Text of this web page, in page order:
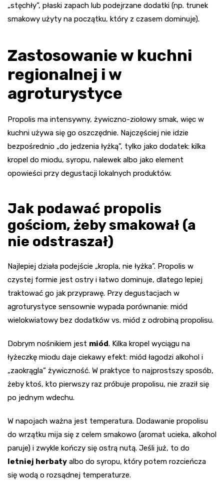
„stęchły”, płaski zapach lub podejrzane dodatki (np. trunek
smakowy użyty na początku, który z czasem dominuje).
Zastosowanie w kuchni
regionalnej i w
agroturystyce
Propolis ma intensywny, żywiczno-ziołowy smak, więc w
kuchni używa się go oszczędnie. Najczęściej nie idzie
bezpośrednio „do jedzenia łyżką”, tylko jako dodatek: kilka
kropel do miodu, syropu, nalewek albo jako element
opowieści przy degustacji lokalnych produktów.
Jak podawać propolis
gościom, żeby smakował (a
nie odstraszał)
Najlepiej działa podejście „kropla, nie łyżka”. Propolis w
czystej formie jest ostry i łatwo dominuje, dlatego lepiej
traktować go jak przyprawę. Przy degustacjach w
agroturystyce sensownie wypada porównanie: miód
wielokwiatowy bez dodatków vs. miód z odrobiną propolisu.
Dobrym nośnikiem jest miód. Kilka kropel wyciągu na
łyżeczkę miodu daje ciekawy efekt: miód łagodzi alkohol i
„zaokrągla” żywiczność. W praktyce to najprostszy sposób,
żeby ktoś, kto pierwszy raz próbuje propolisu, nie zraził się
po jednym wdechu.
W napojach ważna jest temperatura. Dodawanie propolisu
do wrzątku mija się z celem smakowo (aromat ucieka, alkohol
paruje) i zwykle kończy się ostrą nutą. Jeśli już, to do
letniej herbaty albo do syropu, który potem rozcieńcza
się wodą o rozsądnej temperaturze.